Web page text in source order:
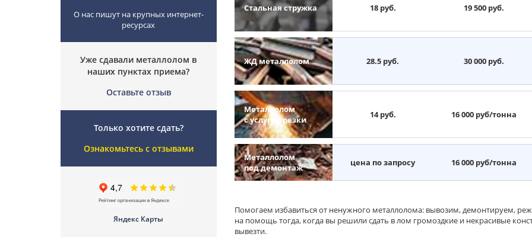
Стальная стружка 18 руб. 19 500 руб.
ЖД металлолом 28.5 руб. 30 000 руб.
Металлолом
с услугой резки
14 руб. 16 000 руб/тонна
Металлолом
под демонтаж
цена по запросу 16 000 руб/тонна
Помогаем избавиться от ненужного металлолома: вывозим, демонтируем,
на помощь тогда, когда вы решили сдать в лом громоздкие и некрасивые
вывезти.
О нас пишут на крупных интернет-
ресурсах
Уже сдавали металлолом в
наших пунктах приема?
Оставьте отзыв
Только хотите сдать?
Ознакомьтесь с отзывами
Яндекс Карты